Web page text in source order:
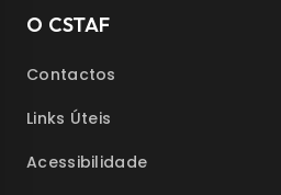
O CSTAF
Contactos
Links Úteis
Acessibilidade